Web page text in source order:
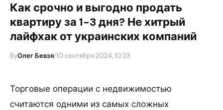
Как срочно и выгодно продать
квартиру за 1-3 дня? Не хитрый
лайфхак от украинских компаний
ByОлег Бевзя/10 сентября 2024, 10:23
Торговые операции с недвижимостью
считаются одними из самых сложных